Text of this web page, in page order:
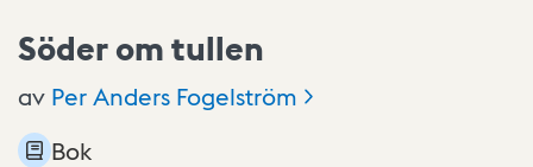
Söder om tullen
av Per Anders Fogelström
Bok